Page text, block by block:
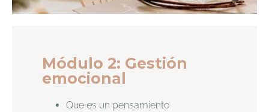
Módulo 2: Gestión
emocional
Que es un pensamiento